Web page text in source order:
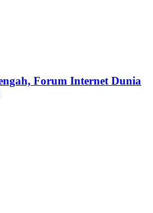
Forum Internet Dunia